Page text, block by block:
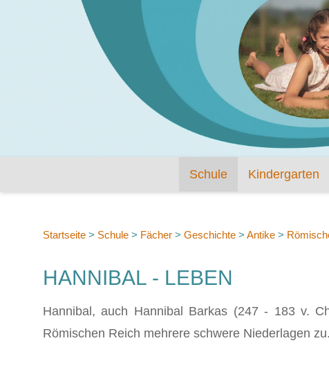
Schule Kindergarten
Startseite > Schule > Fächer > Geschichte > Antike >
HANNIBAL - LEBEN
Hannibal, auch Hannibal Barkas (247 - 183 v.
Römischen Reich mehrere schwere Niederlagen zu.